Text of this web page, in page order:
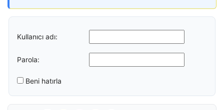
Kullanıcı adı:
Parola:
Beni hatırla